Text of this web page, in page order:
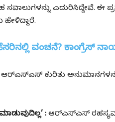
ಎದುರಿಸಿದ್ದೇವೆ. ಈ
ವಂಚನೆ? ಕಾಂಗ್ರೆಸ್
ಕುರಿತು
: ಆರ್‌ಎಸ್‌ಎಸ್‌